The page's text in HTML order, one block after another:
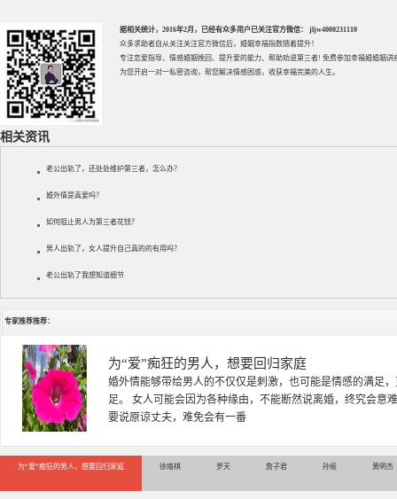
据相关统计，2016年2月，已经有众多用户已关注官方微信： jljw4000231110
众多求助者自从关注关注官方微信后，婚姻幸福指数随着提升！
专注恋爱指导、 情感婚姻挽回 、提升爱的能力、帮助劝退第三者! 免费参加幸福婚婚姻讲
为您开启一对一私密咨询，帮您解决情感困惑，收获幸福完美的人生。
相关资讯
老公出轨了，还处处维护第三者，怎么办？
婚外情是真爱吗？
如何阻止男人为第三者花钱？
男人出轨了，女人提升自己真的的有用吗？
老公出轨了我想知道细节
专家推荐推荐：
徐珞棋
徐珞棋，婚姻家庭咨询师，毕业于重庆师范大学心理学专业
多年，对婚姻情感分析、恋爱择偶、夫妻关系，情感挽回、
千小时，积累了丰富的咨
为“爱”痴狂的男人，想要回归家庭 徐珞棋 罗天 詹子君 孙娅 黄明杰